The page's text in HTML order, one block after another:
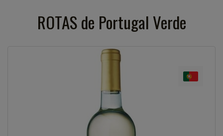
ROTAS de Portugal Verde